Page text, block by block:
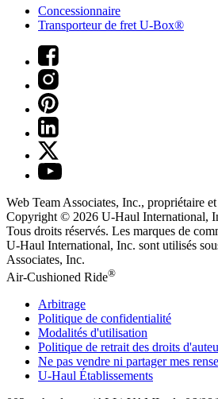
Concessionnaire
Transporteur de fret U-Box®
Web Team Associates, Inc., propriétaire
Copyright © 2026 U-Haul International,
Tous droits réservés. Les marques de
U-Haul International, Inc. sont utilisés
Associates, Inc.
Air-Cushioned Ride®
Arbitrage
Politique de confidentialité
Modalités d'utilisation
Politique de retrait des droits
Ne pas vendre ni partager mes
U-Haul Établissements